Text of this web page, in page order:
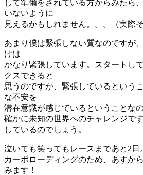
して準備をされている方からみたら
いないように
見えるかもしれません。。。（実際
あまり僕は緊張しない質なのですが
けは
かなり緊張しています。スタートし
クスできると
思うのですが、緊張しているという
な不安を
潜在意識が感じているということな
確かに未知の世界へのチャレンジで
しているのでしょう。
泣いても笑ってもレースまであと2日
カーボローディングのため、あすか
みます！